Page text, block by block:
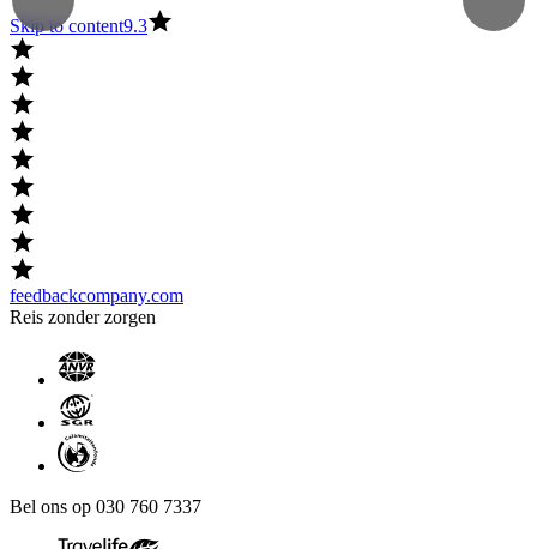
Skip to content9.3
feedbackcompany.com
Reis zonder zorgen
Bel ons op 030 760 7337